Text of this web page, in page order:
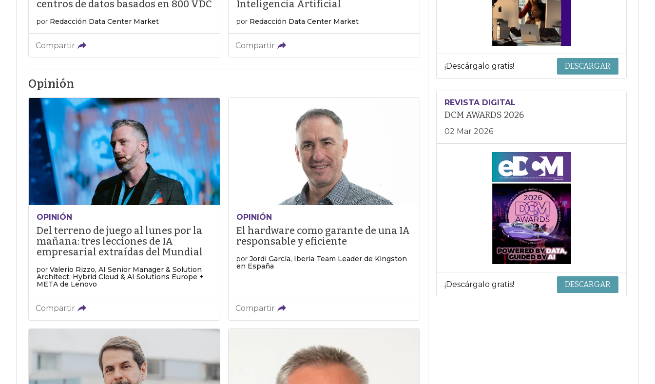
centros de datos basados en 800 VDC
por Redacción Data Center Market
Compartir
Inteligencia Artificial
por Redacción Data Center Market
Compartir
Opinión
OPINIÓN
Del terreno de juego al lunes por la
mañana: tres lecciones de IA
empresarial extraídas del Mundial
por Valerio Rizzo, AI Senior Manager & Solution
Architect, Hybrid Cloud & AI Solutions Europe +
META de Lenovo
Compartir
OPINIÓN
El hardware como garante de una IA
responsable y eficiente
por Jordi García, Iberia Team Leader de Kingston
en España
Compartir
¡Descárgalo gratis! DESCARGAR
REVISTA DIGITAL
DCM AWARDS 2026
02 Mar 2026
¡Descárgalo gratis! DESCARGAR